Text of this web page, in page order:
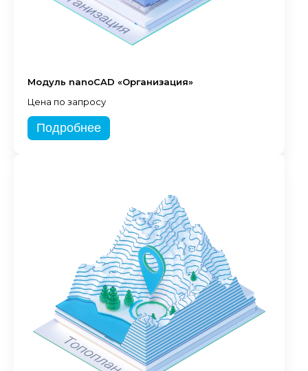
Модуль nanoCAD «Организация»
Цена по запросу
Подробнее